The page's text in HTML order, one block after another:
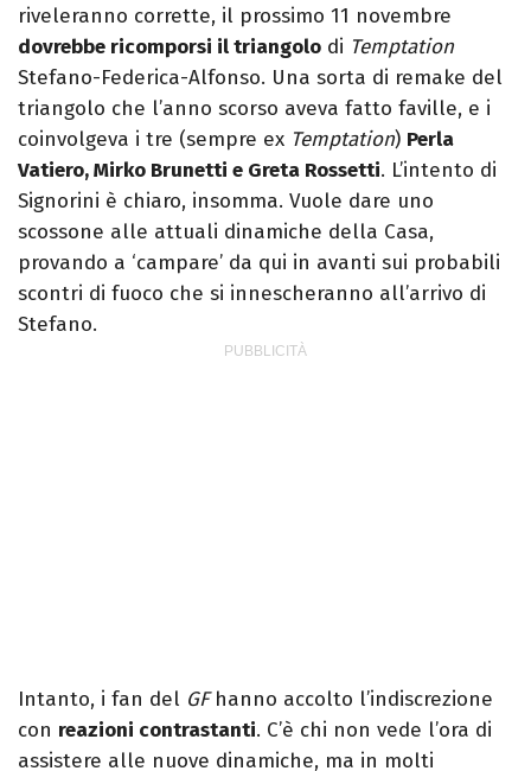
riveleranno corrette, il prossimo 11 novembre
dovrebbe ricomporsi il triangolo di Temptation
Stefano-Federica-Alfonso. Una sorta di remake del
triangolo che l’anno scorso aveva fatto faville, e i
coinvolgeva i tre (sempre ex Temptation) Perla
Vatiero, Mirko Brunetti e Greta Rossetti. L’intento di
Signorini è chiaro, insomma. Vuole dare uno
scossone alle attuali dinamiche della Casa,
provando a ‘campare’ da qui in avanti sui probabili
scontri di fuoco che si innescheranno all’arrivo di
Stefano.
Intanto, i fan del GFhanno accolto l’indiscrezione
con reazioni contrastanti. C’è chi non vede l’ora di
assistere alle nuove dinamiche, ma in molti